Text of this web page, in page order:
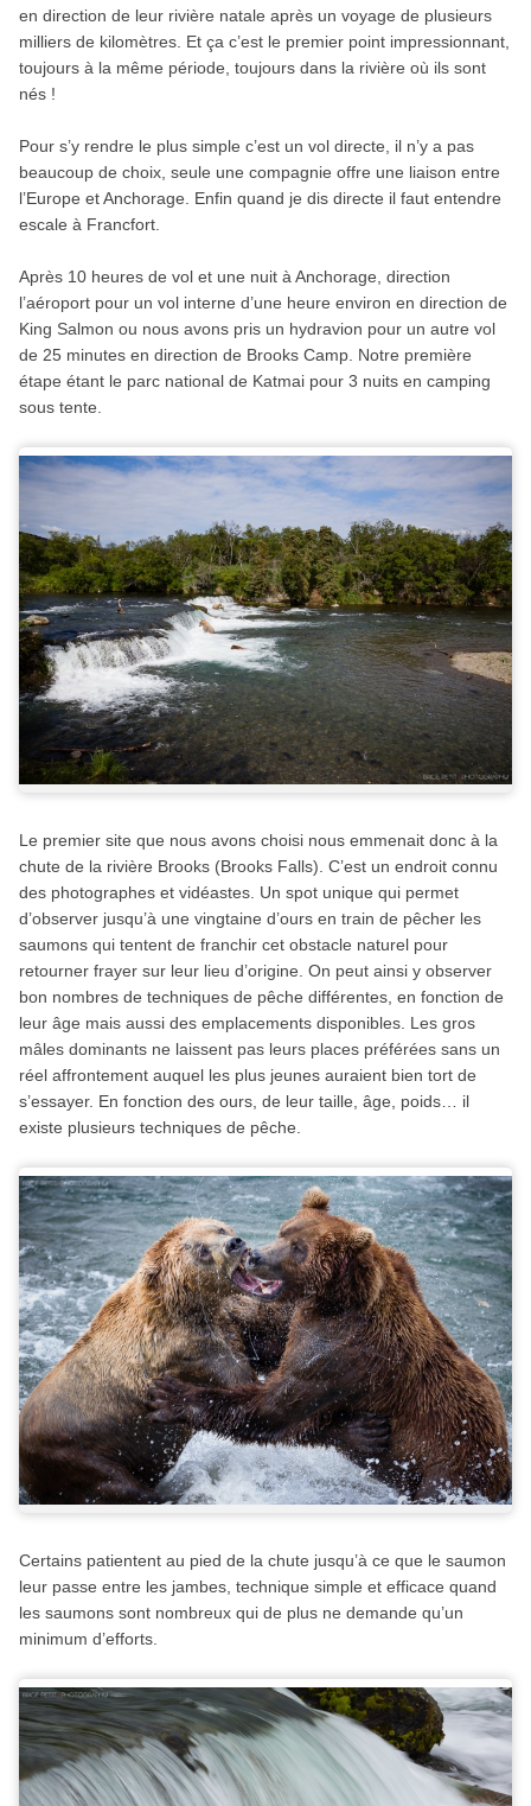
en direction de leur rivière natale après un voyage de plusieurs
milliers de kilomètres. Et ça c’est le premier point impressionnant,
toujours à la même période, toujours dans la rivière où ils sont
nés !
Pour s’y rendre le plus simple c’est un vol directe, il n’y a pas
beaucoup de choix, seule une compagnie offre une liaison entre
l’Europe et Anchorage. Enfin quand je dis directe il faut entendre
escale à Francfort.
Après 10 heures de vol et une nuit à Anchorage, direction
l’aéroport pour un vol interne d’une heure environ en direction de
King Salmon ou nous avons pris un hydravion pour un autre vol
de 25 minutes en direction de Brooks Camp. Notre première
étape étant le parc national de Katmai pour 3 nuits en camping
sous tente.
Le premier site que nous avons choisi nous emmenait donc à la
chute de la rivière Brooks (Brooks Falls). C’est un endroit connu
des photographes et vidéastes. Un spot unique qui permet
d’observer jusqu’à une vingtaine d’ours en train de pêcher les
saumons qui tentent de franchir cet obstacle naturel pour
retourner frayer sur leur lieu d’origine. On peut ainsi y observer
bon nombres de techniques de pêche différentes, en fonction de
leur âge mais aussi des emplacements disponibles. Les gros
mâles dominants ne laissent pas leurs places préférées sans un
réel affrontement auquel les plus jeunes auraient bien tort de
s’essayer. En fonction des ours, de leur taille, âge, poids… il
existe plusieurs techniques de pêche.
Certains patientent au pied de la chute jusqu’à ce que le saumon
leur passe entre les jambes, technique simple et efficace quand
les saumons sont nombreux qui de plus ne demande qu’un
minimum d’efforts.